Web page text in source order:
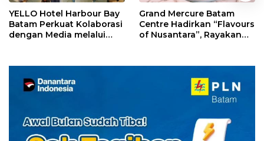
YELLO Hotel Harbour Bay
Batam Perkuat Kolaborasi
dengan Media melalui
Grand Mercure Batam
Centre Hadirkan “Flavours
of Nusantara”, Rayakan